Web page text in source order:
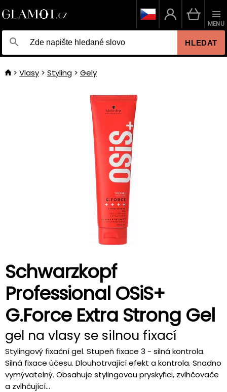
HLEDAT
MENU
Vlasy Styling Gely
Schwarzkopf
Professional OSiS+
G.Force Extra Strong Gel
gel na vlasy se silnou fixací
Stylingový fixační gel. Stupeň fixace 3 - silná kontrola.
Silná fixace účesu. Dlouhotrvající efekt a kontrola. Snadno
vymývatelný. Obsahuje stylingovou pryskyřici, zvlhčovače
a zvlhčující...